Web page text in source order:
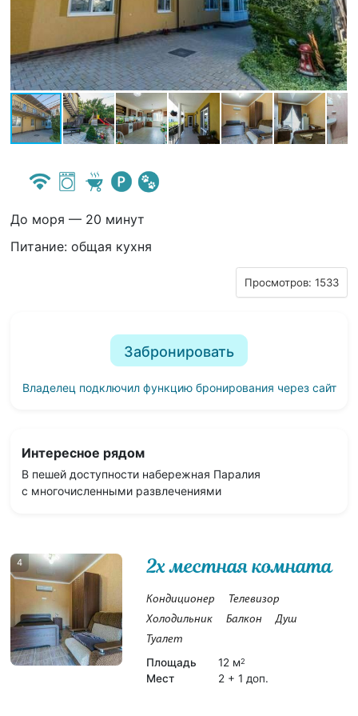
До моря — 20 минут
Питание: общая кухня
Просмотров: 1533
Забронировать
Владелец подключил функцию бронирования через сайт
Интересное рядом
В пешей доступности набережная Паралия
с многочисленными развлечениями
4 2х местная комната
Кондиционер
Телевизор
Холодильник
Балкон
Душ
Туалет
Площадь 12 м2
Мест 2 + 1 доп.